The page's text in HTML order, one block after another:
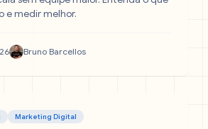
e medir melhor.
Bruno Barcellos
Marketing Digital